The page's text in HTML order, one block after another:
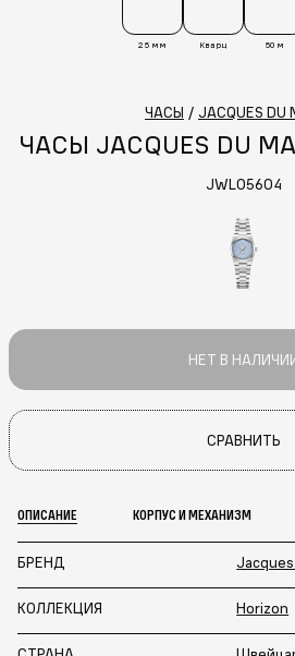
25 мм Кварц 50 м
ЧАСЫ / JACQUES DU
ЧАСЫ JACQUES DU
JWL05604
НЕТ В
СРАВНИТЬ
ОПИСАНИЕ КОРПУС И МЕХАНИЗМ
БРЕНД
КОЛЛЕКЦИЯ Horizon